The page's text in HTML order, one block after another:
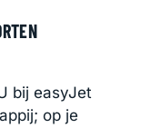
bij easyJet
op je